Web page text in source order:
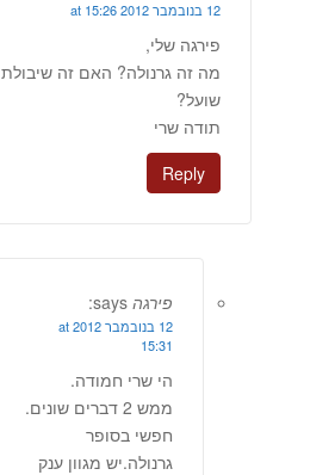
12 בנובמבר 2012 at 15:26
פירגה שלי,
מה זה גרנולה? האם זה שיבולת
שועל?
תודה שרי
Reply
פירגה says:
12 בנובמבר 2012 at
15:31
הי שרי חמודה.
ממש 2 דברים שונים.
חפשי בסופר
גרנולה.יש מגוון ענק